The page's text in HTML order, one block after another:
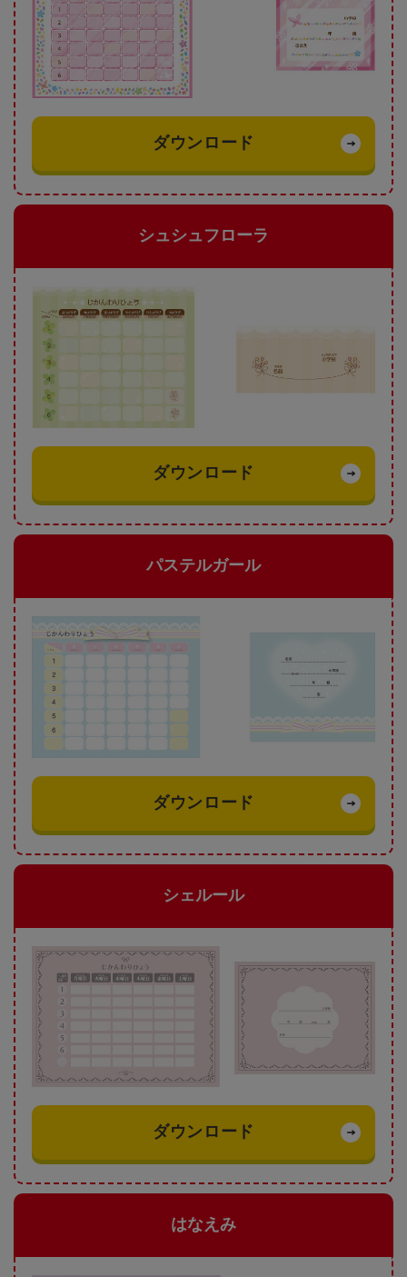
ダウンロード
シュシュフローラ
ダウンロード
パステルガール
ダウンロード
シェルール
ダウンロード
はなえみ